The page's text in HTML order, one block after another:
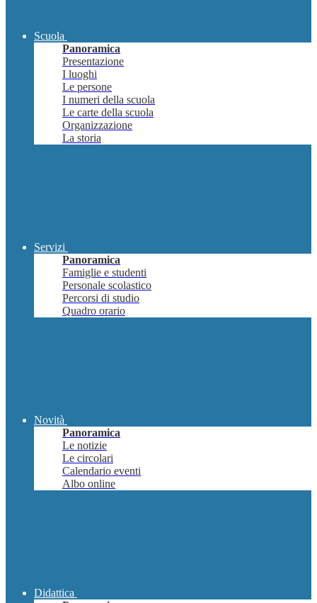
Scuola
Panoramica
Presentazione
I luoghi
Le persone
I numeri della scuola
Le carte della scuola
Organizzazione
La storia
Servizi
Panoramica
Famiglie e studenti
Personale scolastico
Percorsi di studio
Quadro orario
Novità
Panoramica
Le notizie
Le circolari
Calendario eventi
Albo online
Didattica